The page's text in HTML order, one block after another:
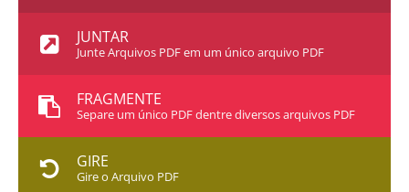
JUNTAR
Junte Arquivos PDF em um único arquivo PDF
FRAGMENTE
Separe um único PDF dentre diversos arquivos PDF
GIRE
Gire o Arquivo PDF